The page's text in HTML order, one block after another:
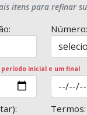
itens para refinar
Número:
período inicial e um final
Termos: